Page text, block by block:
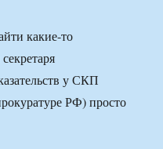
какие-то
у СКП
РФ) просто